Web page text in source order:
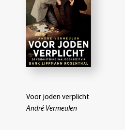
Voor joden verplicht
André Vermeulen